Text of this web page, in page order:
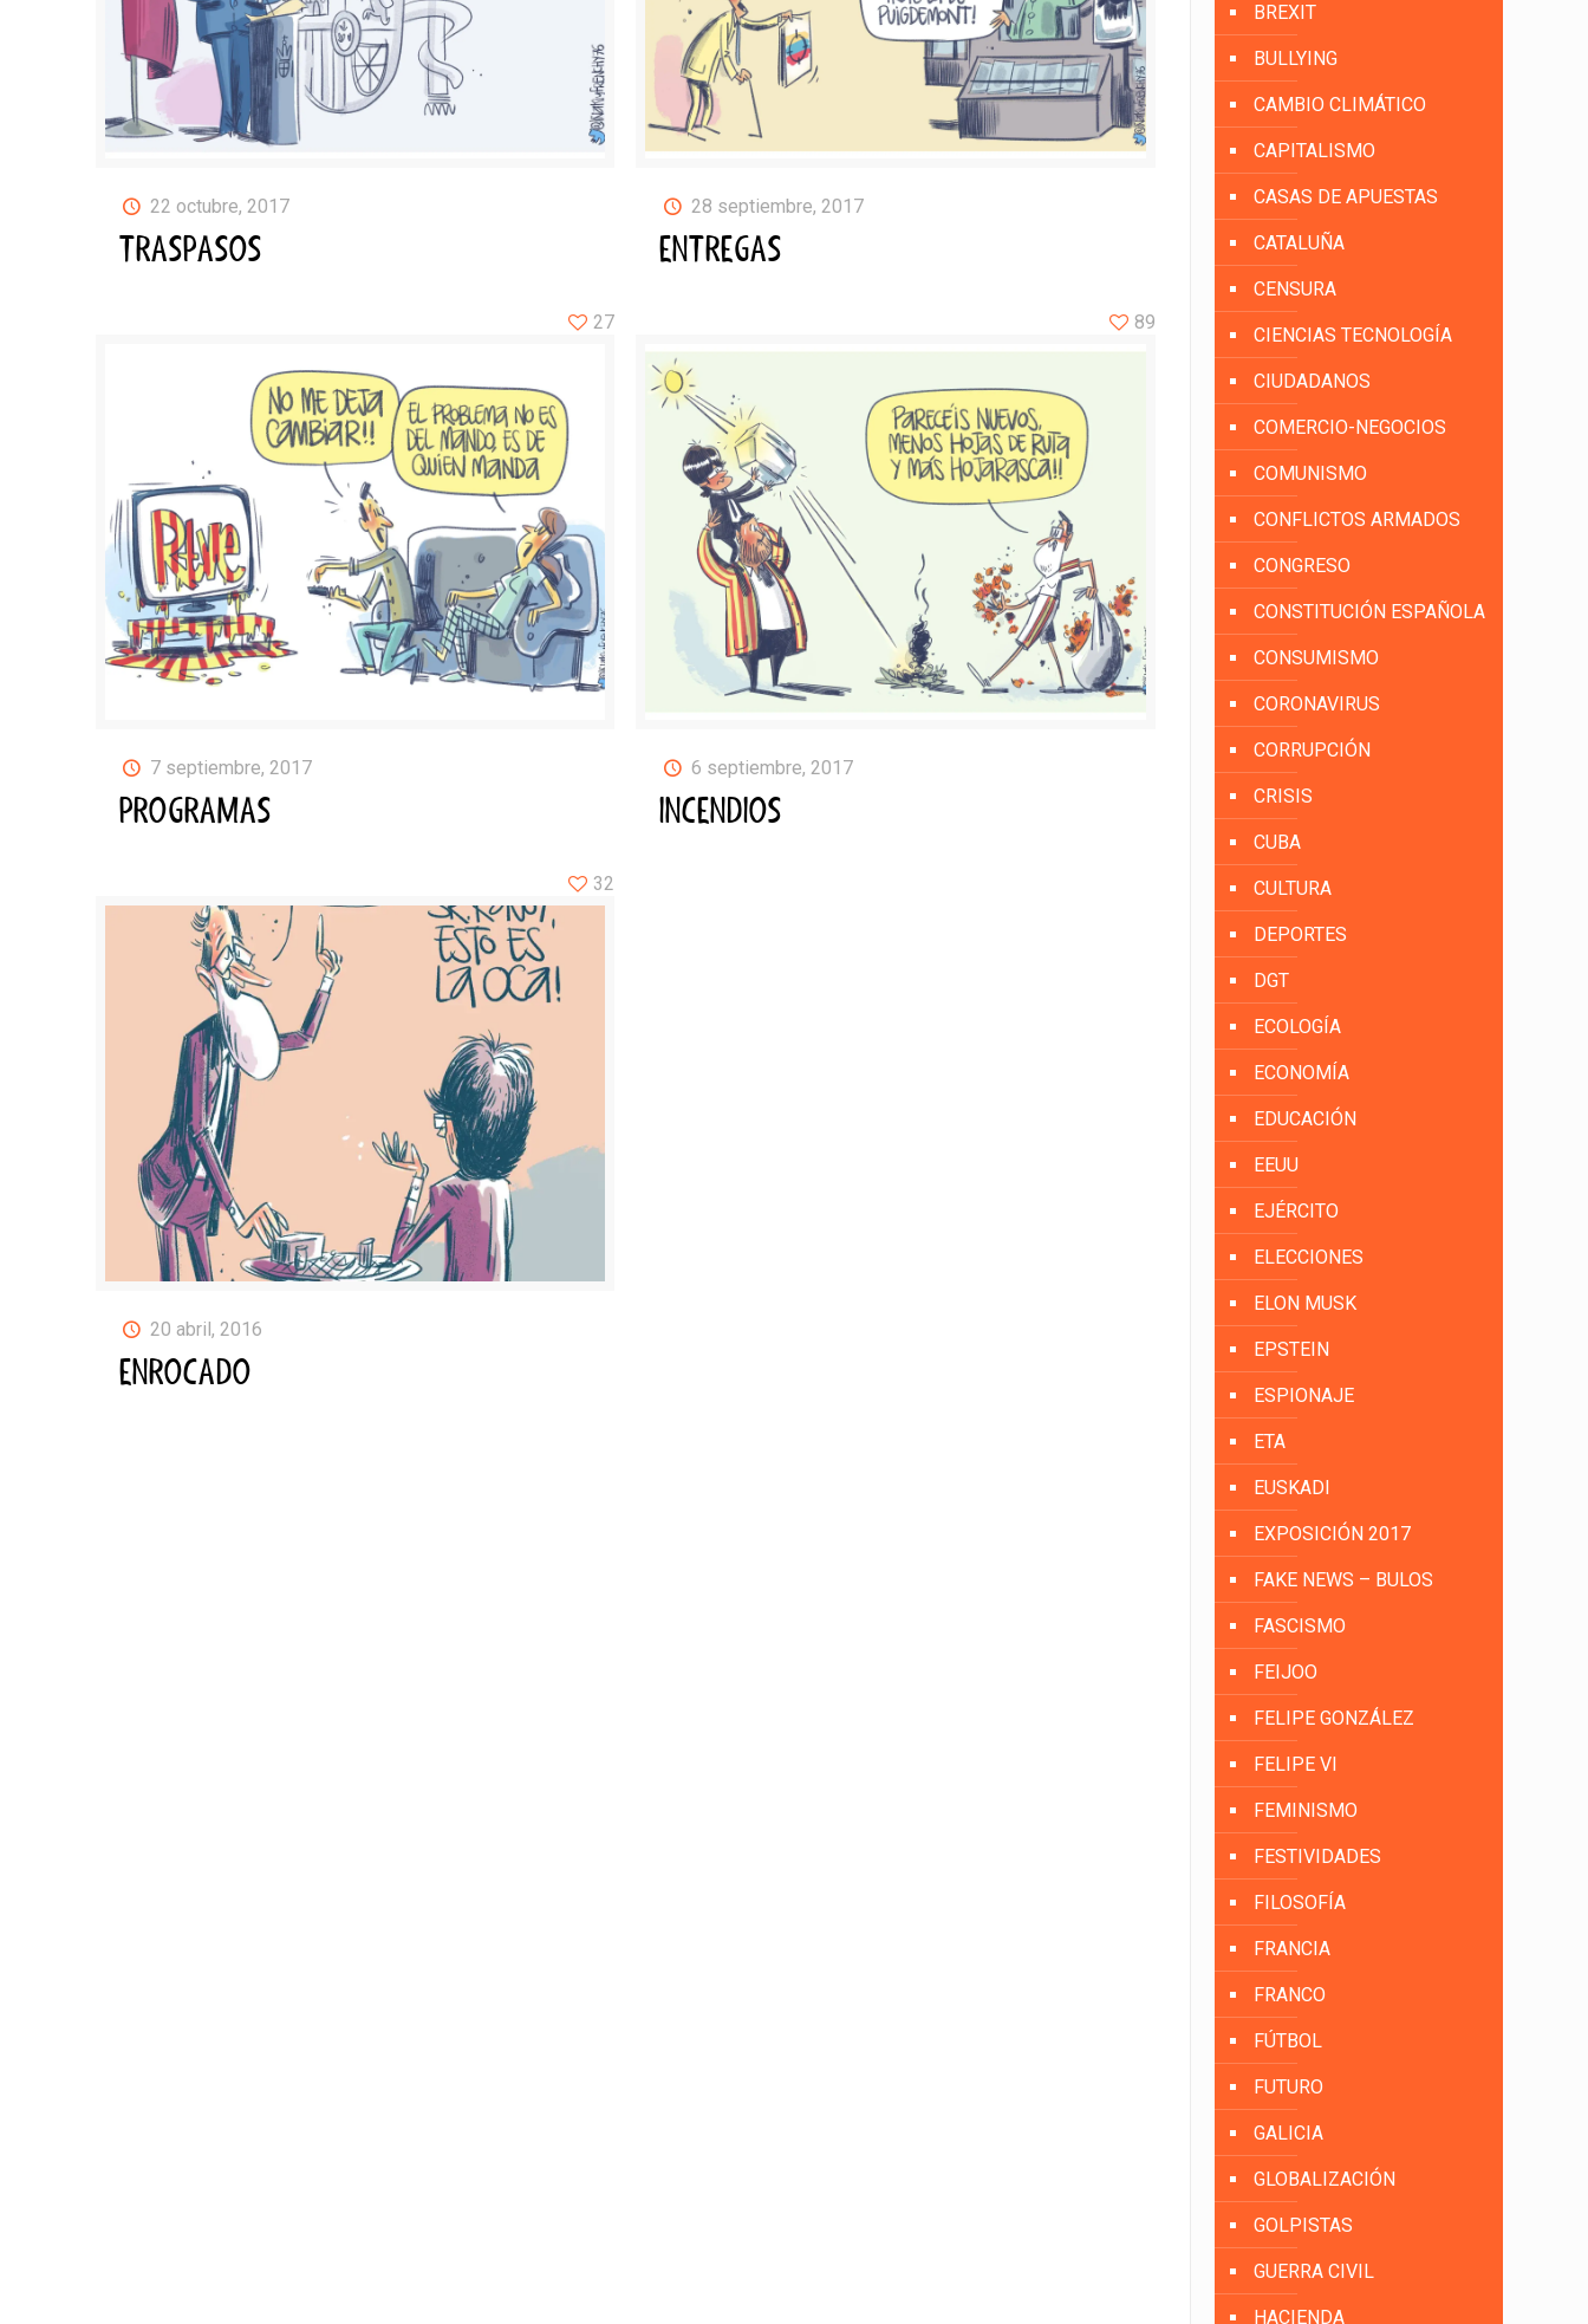
22 octubre, 2017
TRASPASOS
28 septiembre, 2017
ENTREGAS
7 septiembre, 2017
PROGRAMAS
27
6 septiembre, 2017
INCENDIOS
89
20 abril, 2016
ENROCADO
32
BREXIT
BULLYING
CAMBIO CLIMÁTICO
CAPITALISMO
CASAS DE APUESTAS
CATALUÑA
CENSURA
CIENCIAS TECNOLOGÍA
CIUDADANOS
COMERCIO-NEGOCIOS
COMUNISMO
CONFLICTOS ARMADOS
CONGRESO
CONSTITUCIÓN ESPAÑOLA
CONSUMISMO
CORONAVIRUS
CORRUPCIÓN
CRISIS
CUBA
CULTURA
DEPORTES
DGT
ECOLOGÍA
ECONOMÍA
EDUCACIÓN
EEUU
EJÉRCITO
ELECCIONES
ELON MUSK
EPSTEIN
ESPIONAJE
ETA
EUSKADI
EXPOSICIÓN 2017
FAKE NEWS – BULOS
FASCISMO
FEIJOO
FELIPE GONZÁLEZ
FELIPE VI
FEMINISMO
FESTIVIDADES
FILOSOFÍA
FRANCIA
FRANCO
FÚTBOL
FUTURO
GALICIA
GLOBALIZACIÓN
GOLPISTAS
GUERRA CIVIL
HACIENDA